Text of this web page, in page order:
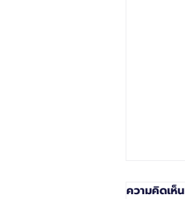
ความคิดเห็น